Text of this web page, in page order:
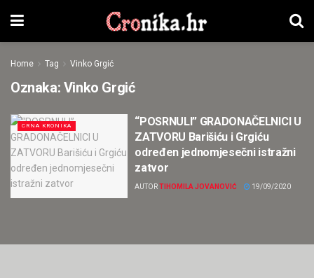
Home Tag Vinko Grgić
Oznaka: Vinko Grgić
CRNA KRONIKA
“POSRNULI” GRADONAČELNICI U
ZATVORU Barišiću i Grgiću
određen jednomjesečni istražni
zatvor
AUTORTIHOMILA JOVANOVIĆ 19/09/2020